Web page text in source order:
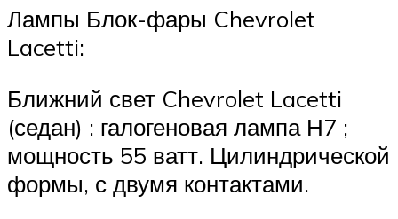
Лампы Блок-фары Chevrolet
Lacetti:
Ближний свет Chevrolet Lacetti
(седан) : галогеновая лампа Н7 ;
мощность 55 ватт. Цилиндрической
формы, с двумя контактами.